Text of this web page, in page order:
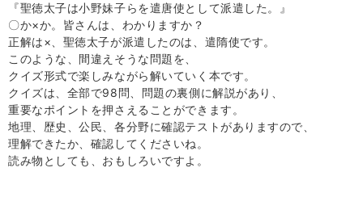
『聖徳太子は小野妹子らを遣唐使として派遣した。』
〇か×か。皆さんは、わかりますか？
正解は×、聖徳太子が派遣したのは、遣隋使です。
このような、間違えそうな問題を、
クイズ形式で楽しみながら解いていく本です。
クイズは、全部で98問、問題の裏側に解説があり、
重要なポイントを押さえることができます。
地理、歴史、公民、各分野に確認テストがありますので、
理解できたか、確認してくださいね。
読み物としても、おもしろいですよ。